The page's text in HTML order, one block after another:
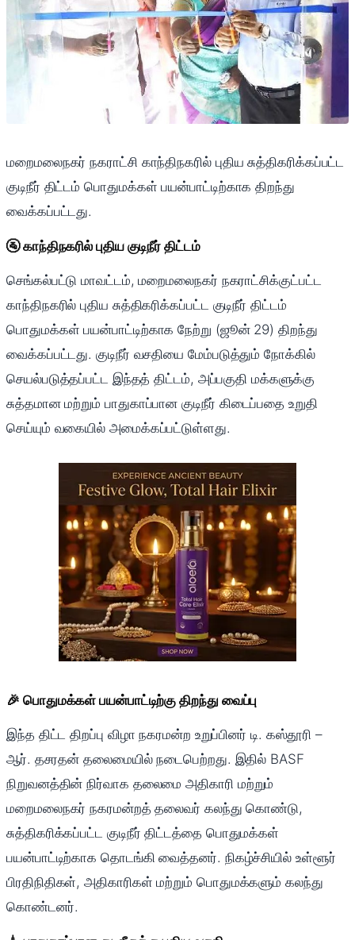
மறைமலைநகர் நகராட்சி காந்திநகரில் புதிய சுத்திகரிக்கப்பட்ட
குடிநீர் திட்டம் பொதுமக்கள் பயன்பாட்டிற்காக திறந்து
வைக்கப்பட்டது.
🚰 காந்திநகரில் புதிய குடிநீர் திட்டம்
செங்கல்பட்டு மாவட்டம், மறைமலைநகர் நகராட்சிக்குட்பட்ட
காந்திநகரில் புதிய சுத்திகரிக்கப்பட்ட குடிநீர் திட்டம்
பொதுமக்கள் பயன்பாட்டிற்காக நேற்று (ஜூன் 29) திறந்து
வைக்கப்பட்டது. குடிநீர் வசதியை மேம்படுத்தும் நோக்கில்
செயல்படுத்தப்பட்ட இந்தத் திட்டம், அப்பகுதி மக்களுக்கு
சுத்தமான மற்றும் பாதுகாப்பான குடிநீர் கிடைப்பதை உறுதி
செய்யும் வகையில் அமைக்கப்பட்டுள்ளது.
🎉 பொதுமக்கள் பயன்பாட்டிற்கு திறந்து வைப்பு
இந்த திட்ட திறப்பு விழா நகரமன்ற உறுப்பினர் டி. கஸ்தூரி –
ஆர். தசரதன் தலைமையில் நடைபெற்றது. இதில் BASF
நிறுவனத்தின் நிர்வாக தலைமை அதிகாரி மற்றும்
மறைமலைநகர் நகரமன்றத் தலைவர் கலந்து கொண்டு,
சுத்திகரிக்கப்பட்ட குடிநீர் திட்டத்தை பொதுமக்கள்
பயன்பாட்டிற்காக தொடங்கி வைத்தனர். நிகழ்ச்சியில் உள்ளூர்
பிரதிநிதிகள், அதிகாரிகள் மற்றும் பொதுமக்களும் கலந்து
கொண்டனர்.